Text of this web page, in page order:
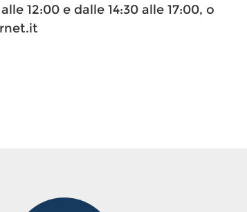
12:00 e dalle 14:30 alle 17:00, o